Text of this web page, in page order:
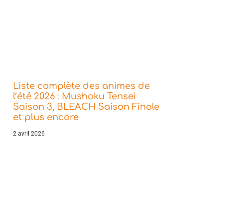
Liste complète des animes de
l’été 2026 : Mushoku Tensei
Saison 3, BLEACH Saison Finale
et plus encore
2 avril 2026